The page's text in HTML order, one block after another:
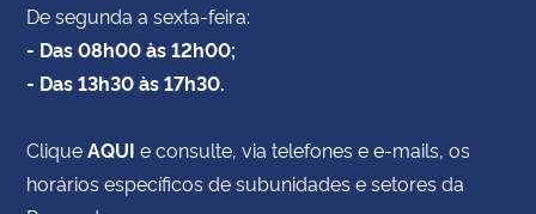
De segunda a sexta-feira:
- Das 08h00 às 12h00;
- Das 13h30 às 17h30.
CliqueAQUI e consulte, via telefones e e-mails, os
horários específicos de subunidades e setores da